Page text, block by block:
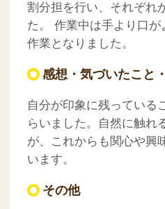
割分担を行い、それぞれ
た。
作業中は手より口
作業となりました。
感想・気づいたこと
自分が印象に残っている
らいました。自然に触れ
が、これからも関心や興
います。
その他